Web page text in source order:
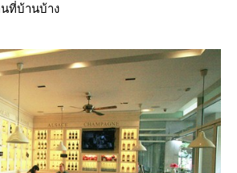
นที่บ้านบ้าง